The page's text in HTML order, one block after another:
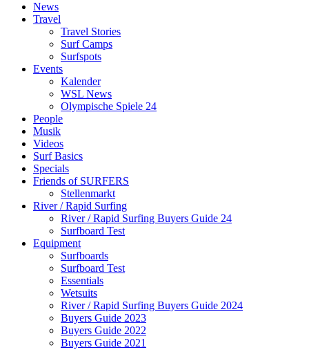
News
Travel
Travel Stories
Surf Camps
Surfspots
Events
Kalender
WSL News
Olympische Spiele 24
People
Musik
Videos
Surf Basics
Specials
Friends of SURFERS
Stellenmarkt
River / Rapid Surfing
River / Rapid Surfing Buyers Guide 24
Surfboard Test
Equipment
Surfboards
Surfboard Test
Essentials
Wetsuits
River / Rapid Surfing Buyers Guide 2024
Buyers Guide 2023
Buyers Guide 2022
Buyers Guide 2021